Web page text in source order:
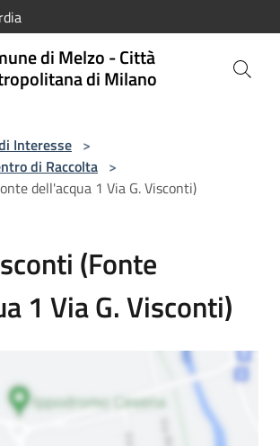
di Melzo - Città
di Milano
Interesse >
di Raccolta >
dell'acqua 1 Via G. Visconti)
(Fonte
1 Via G. Visconti)